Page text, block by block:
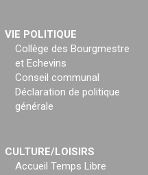
VIE POLITIQUE
Collège des Bourgmestre
et Echevins
Conseil communal
Déclaration de politique
générale
CULTURE/LOISIRS
Accueil Temps Libre